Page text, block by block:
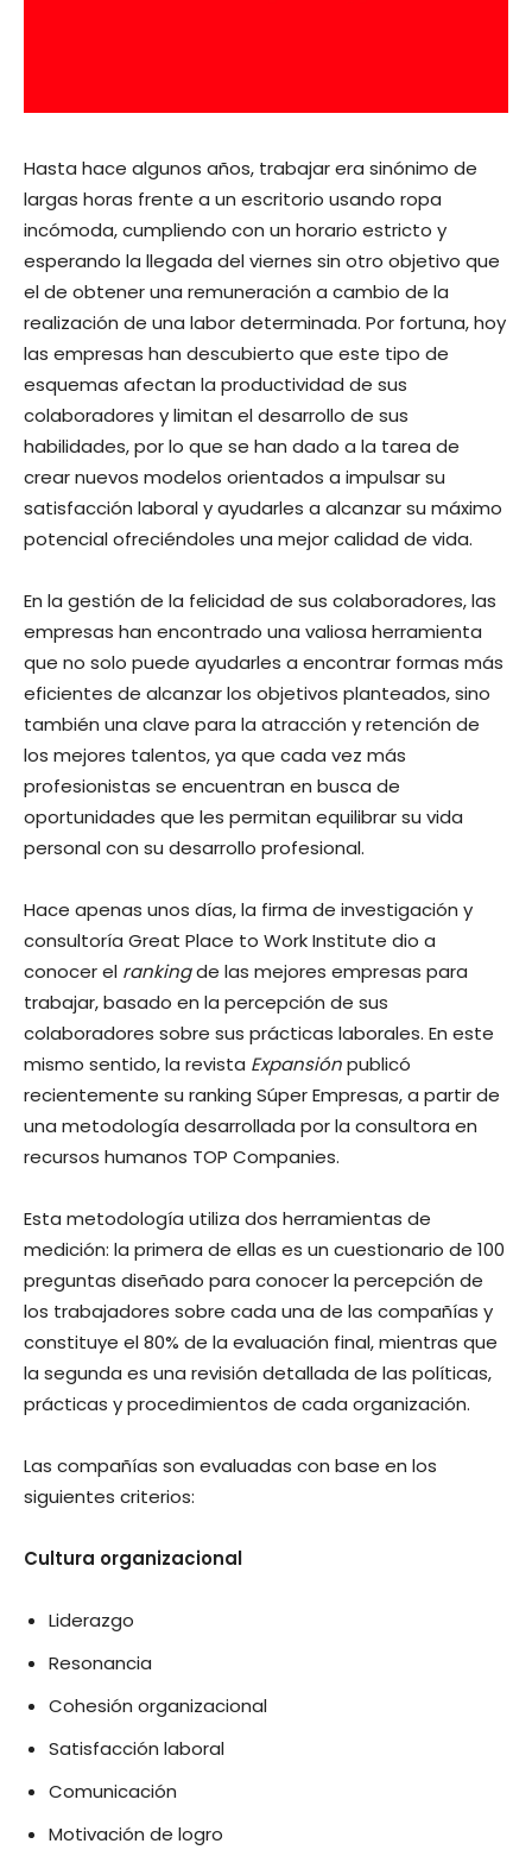
Hasta hace algunos años, trabajar era sinónimo de
largas horas frente a un escritorio usando ropa
incómoda, cumpliendo con un horario estricto y
esperando la llegada del viernes sin otro objetivo que
el de obtener una remuneración a cambio de la
realización de una labor determinada. Por fortuna, hoy
las empresas han descubierto que este tipo de
esquemas afectan la productividad de sus
colaboradores y limitan el desarrollo de sus
habilidades, por lo que se han dado a la tarea de
crear nuevos modelos orientados a impulsar su
satisfacción laboral y ayudarles a alcanzar su máximo
potencial ofreciéndoles una mejor calidad de vida.
En la gestión de la felicidad de sus colaboradores, las
empresas han encontrado una valiosa herramienta
que no solo puede ayudarles a encontrar formas más
eficientes de alcanzar los objetivos planteados, sino
también una clave para la atracción y retención de
los mejores talentos, ya que cada vez más
profesionistas se encuentran en busca de
oportunidades que les permitan equilibrar su vida
personal con su desarrollo profesional.
Hace apenas unos días, la firma de investigación y
consultoría Great Place to Work Institute dio a
conocer el rankingde las mejores empresas para
trabajar, basado en la percepción de sus
colaboradores sobre sus prácticas laborales. En este
mismo sentido, la revista Expansiónpublicó
recientemente su ranking Súper Empresas, a partir de
una metodología desarrollada por la consultora en
recursos humanos TOP Companies.
Esta metodología utiliza dos herramientas de
medición: la primera de ellas es un cuestionario de 100
preguntas diseñado para conocer la percepción de
los trabajadores sobre cada una de las compañías y
constituye el 80% de la evaluación final, mientras que
la segunda es una revisión detallada de las políticas,
prácticas y procedimientos de cada organización.
Las compañías son evaluadas con base en los
siguientes criterios:
Cultura organizacional
Liderazgo
Resonancia
Cohesión organizacional
Satisfacción laboral
Comunicación
Motivación de logro